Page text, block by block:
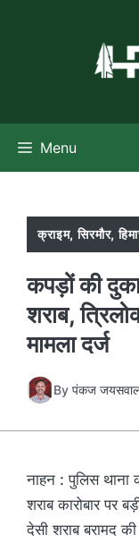
Menu
क्राइम,सिरमौर,
कपड़ों की
शराब,
मामला दर्ज
By पंकज
नाहन : पुलिस थाना
शराब कारोबार पर
देसी शराब बरामद